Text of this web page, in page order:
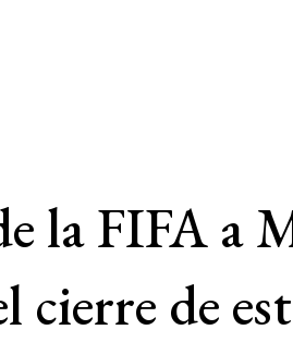
la FIFA a
cierre de